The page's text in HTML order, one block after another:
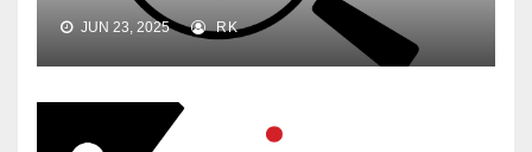
JUN 23, 2025 RK